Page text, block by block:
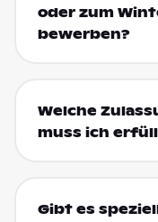
oder zum
bewerben?
Welche
muss ich
Gibt es